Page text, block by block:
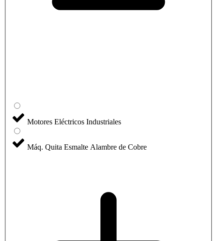
Motores Eléctricos Industriales
Máq. Quita Esmalte Alambre de Cobre